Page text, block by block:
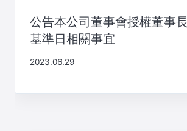
公告本公司董事會授權董事
基準日相關事宜
2023.06.29